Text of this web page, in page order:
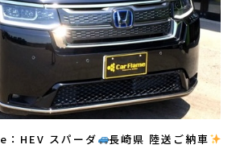
e：HEV スパーダ
長崎県 陸送ご納車